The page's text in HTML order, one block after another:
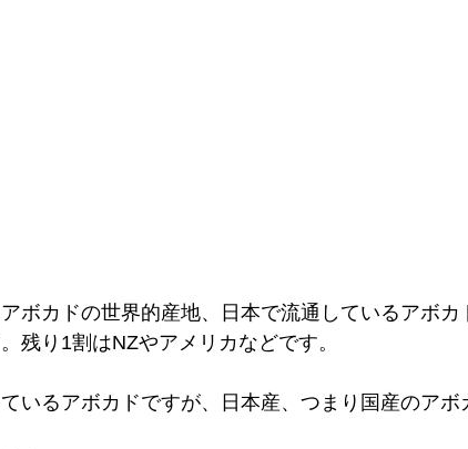
ボカドの世界的産地、日本で流通しているアボ
残り1割はNZやアメリカなどです。
いるアボカドですが、日本産、つまり国産のアボ